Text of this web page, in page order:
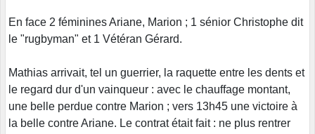
En face 2 féminines Ariane, Marion ; 1 sénior Christophe dit
le "rugbyman" et 1 Vétéran Gérard.
Mathias arrivait, tel un guerrier, la raquette entre les dents et
le regard dur d'un vainqueur : avec le chauffage montant,
une belle perdue contre Marion ; vers 13h45 une victoire à
la belle contre Ariane. Le contrat était fait : ne plus rentrer